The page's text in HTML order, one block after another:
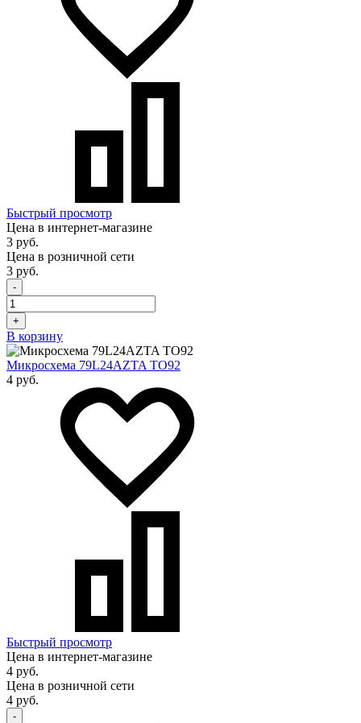
Быстрый просмотр
Цена в интернет-магазине
3 руб.
Цена в розничной сети
3 руб.
-
+
В корзину
Микросхема 79L24AZTA TO92
4 руб.
Быстрый просмотр
Цена в интернет-магазине
4 руб.
Цена в розничной сети
4 руб.
-